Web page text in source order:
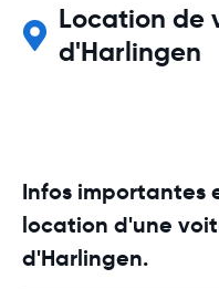
Location de
d'Harlingen
Infos importantes
location d'une
d'Harlingen.